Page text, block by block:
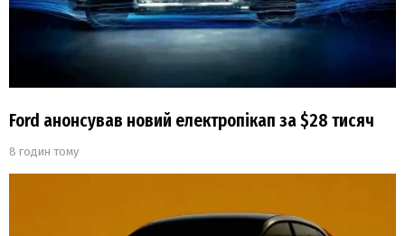
Ford анонсував новий електропікап за $28 тисяч
8 годин тому